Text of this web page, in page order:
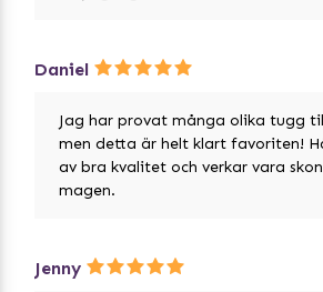
Daniel
Jag har provat många olika tugg
men detta är helt klart favoriten!
av bra kvalitet och verkar vara
magen.
Jenny